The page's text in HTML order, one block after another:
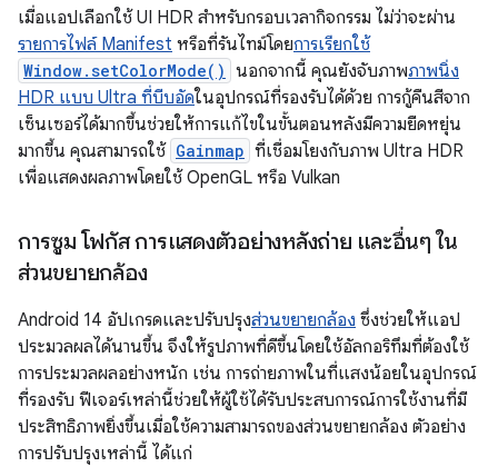
เมื่อแอปเลือกใช้ UI HDR สำหรับกรอบเวลากิจกรรม ไม่ว่าจะผ่าน
รายการไฟล์ Manifest หรือที่รันไทม์โดยการเรียกใช้
Window.setColorMode() นอกจากนี้ คุณยังจับภาพภาพนิ่ง
HDR แบบ Ultra ที่บีบอัดในอุปกรณ์ที่รองรับได้ด้วย การกู้คืนสีจาก
เซ็นเซอร์ได้มากขึ้นช่วยให้การแก้ไขในขั้นตอนหลังมีความยืดหยุ่น
มากขึ้น คุณสามารถใช้ Gainmap ที่เชื่อมโยงกับภาพ Ultra HDR
เพื่อแสดงผลภาพโดยใช้ OpenGL หรือ Vulkan
การซูม โฟกัส การแสดงตัวอย่างหลังถ่าย และอื่นๆ ใน
ส่วนขยายกล้อง
Android 14 อัปเกรดและปรับปรุงส่วนขยายกล้อง ซึ่งช่วยให้แอป
ประมวลผลได้นานขึ้น จึงให้รูปภาพที่ดีขึ้นโดยใช้อัลกอริทึมที่ต้องใช้
การประมวลผลอย่างหนัก เช่น การถ่ายภาพในที่แสงน้อยในอุปกรณ์
ที่รองรับ ฟีเจอร์เหล่านี้ช่วยให้ผู้ใช้ได้รับประสบการณ์การใช้งานที่มี
ประสิทธิภาพยิ่งขึ้นเมื่อใช้ความสามารถของส่วนขยายกล้อง ตัวอย่าง
การปรับปรุงเหล่านี้ ได้แก่